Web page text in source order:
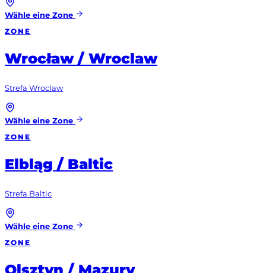
Wähle eine Zone
ZONE
Wrocław / Wroclaw
Strefa Wroclaw
Wähle eine Zone
ZONE
Elbląg / Baltic
Strefa Baltic
Wähle eine Zone
ZONE